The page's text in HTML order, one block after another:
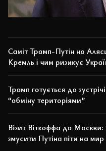
Саміт Трамп-Путін на
Кремль і чим ризикує
Трамп готується до
“обміну територіями”
Візит Віткоффа до
змусити Путіна піти на мир